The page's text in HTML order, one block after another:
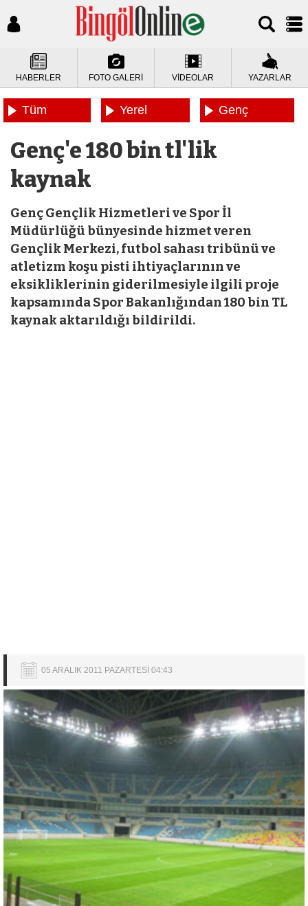
HABERLER FOTO GALERİ VİDEOLAR YAZARLAR
Tüm
Yerel
Genç
Genç'e 180 bin tl'lik
kaynak
Genç Gençlik Hizmetleri ve Spor İl
Müdürlüğü bünyesinde hizmet veren
Gençlik Merkezi, futbol sahası tribünü ve
atletizm koşu pisti ihtiyaçlarının ve
eksikliklerinin giderilmesiyle ilgili proje
kapsamında Spor Bakanlığından 180 bin TL
kaynak aktarıldığı bildirildi.
05 ARALIK 2011 PAZARTESİ 04:43